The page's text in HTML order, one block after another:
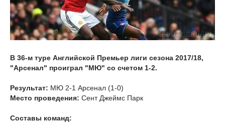
В 36-м туре Английской Премьер лиги сезона 2017/18,
"Арсенал" проиграл "МЮ" со счетом 1-2.
Результат: МЮ 2-1 Арсенал (1-0)
Место проведения: Сент Джеймс Парк
Составы команд: